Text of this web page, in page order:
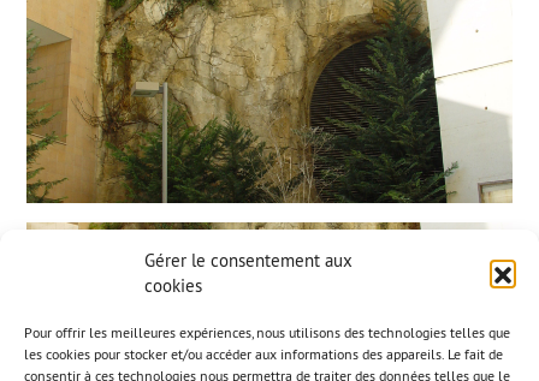
Gérer le consentement aux
cookies
Pour offrir les meilleures expériences, nous utilisons des technologies telles que
les cookies pour stocker et/ou accéder aux informations des appareils. Le fait de
consentir à ces technologies nous permettra de traiter des données telles que le